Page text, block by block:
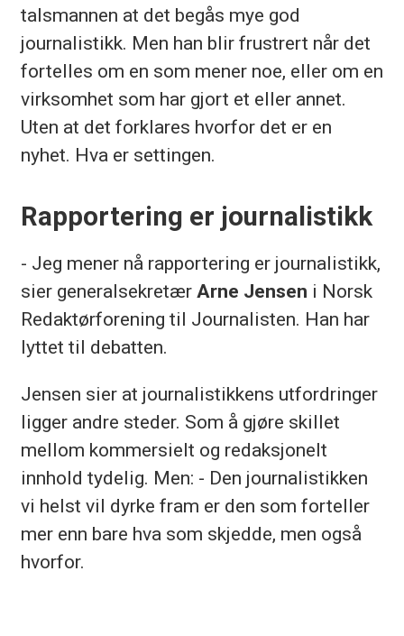
talsmannen at det begås mye god
journalistikk. Men han blir frustrert når det
fortelles om en som mener noe, eller om en
virksomhet som har gjort et eller annet.
Uten at det forklares hvorfor det er en
nyhet. Hva er settingen.
Rapportering er journalistikk
- Jeg mener nå rapportering er journalistikk,
sier generalsekretær Arne Jensen i Norsk
Redaktørforening til Journalisten. Han har
lyttet til debatten.
Jensen sier at journalistikkens utfordringer
ligger andre steder. Som å gjøre skillet
mellom kommersielt og redaksjonelt
innhold tydelig. Men: - Den journalistikken
vi helst vil dyrke fram er den som forteller
mer enn bare hva som skjedde, men også
hvorfor.